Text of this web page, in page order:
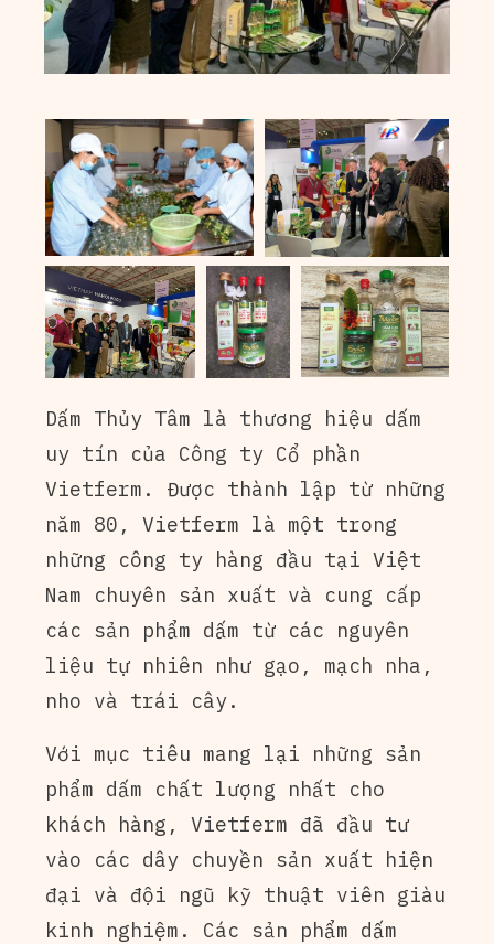
Dấm Thủy Tâm là thương hiệu dấm
uy tín của Công ty Cổ phần
Vietferm. Được thành lập từ những
năm 80, Vietferm là một trong
những công ty hàng đầu tại Việt
Nam chuyên sản xuất và cung cấp
các sản phẩm dấm từ các nguyên
liệu tự nhiên như gạo, mạch nha,
nho và trái cây.
Với mục tiêu mang lại những sản
phẩm dấm chất lượng nhất cho
khách hàng, Vietferm đã đầu tư
vào các dây chuyền sản xuất hiện
đại và đội ngũ kỹ thuật viên giàu
kinh nghiệm. Các sản phẩm dấm